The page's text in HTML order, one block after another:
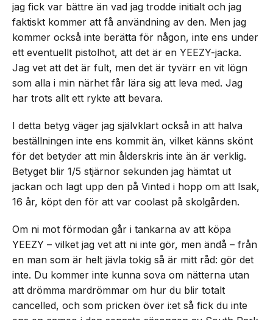
jag fick var bättre än vad jag trodde initialt och jag
faktiskt kommer att få användning av den. Men jag
kommer också inte berätta för någon, inte ens under
ett eventuellt pistolhot, att det är en YEEZY-jacka.
Jag vet att det är fult, men det är tyvärr en vit lögn
som alla i min närhet får lära sig att leva med. Jag
har trots allt ett rykte att bevara.
I detta betyg väger jag självklart också in att halva
beställningen inte ens kommit än, vilket känns skönt
för det betyder att min ålderskris inte än är verklig.
Betyget blir 1/5 stjärnor sekunden jag hämtat ut
jackan och lagt upp den på Vinted i hopp om att Isak,
16 år, köpt den för att var coolast på skolgården.
Om ni mot förmodan går i tankarna av att köpa
YEEZY – vilket jag vet att ni inte gör, men ändå – från
en man som är helt jävla tokig så är mitt råd: gör det
inte. Du kommer inte kunna sova om nätterna utan
att drömma mardrömmar om hur du blir totalt
cancelled, och som pricken över i:et så fick du inte